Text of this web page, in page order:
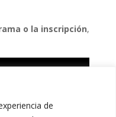
de
o la inscripción,